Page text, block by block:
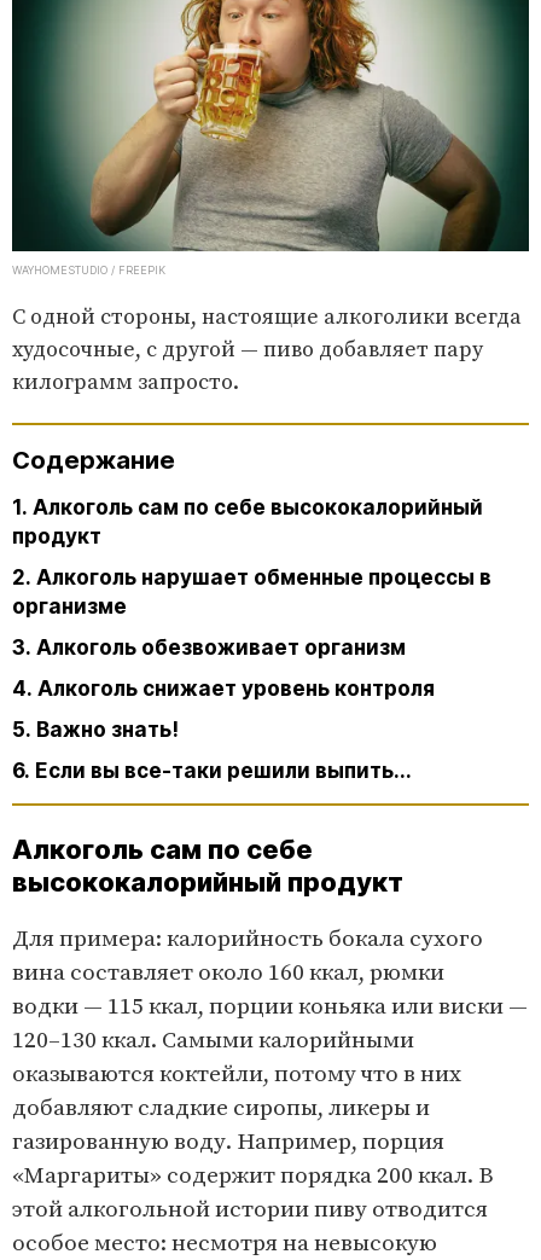
WAYHOMESTUDIO / FREEPIK
С одной стороны, настоящие алкоголики всегда
худосочные, с другой — пиво добавляет пару
килограмм запросто.
Содержание
1. Алкоголь сам по себе высококалорийный
продукт
2. Алкоголь нарушает обменные процессы в
организме
3. Алкоголь обезвоживает организм
4. Алкоголь снижает уровень контроля
5. Важно знать!
6. Если вы все-таки решили выпить...
Алкоголь сам по себе
высококалорийный продукт
Для примера: калорийность бокала сухого
вина составляет около 160 ккал, рюмки
водки — 115 ккал, порции коньяка или виски —
120–130 ккал. Самыми калорийными
оказываются коктейли, потому что в них
добавляют сладкие сиропы, ликеры и
газированную воду. Например, порция
«Маргариты» содержит порядка 200 ккал. В
этой алкогольной истории пиву отводится
особое место: несмотря на невысокую